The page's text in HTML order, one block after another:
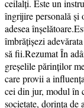
ceilalți. Este un
îngrijire personală și
adesea
îmbrățișezi
să fii.Rezumat În
greșelile părinților
care provii a
cei din jur, modul în
societate, dorința de